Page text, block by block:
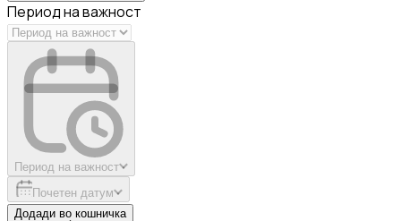
Период на важност
Период на важност
Почетен датум
Додади во кошничка